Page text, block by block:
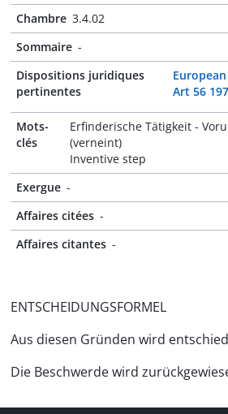
Chambre 3.4.02
Sommaire -
Dispositions juridiques
pertinentes
Art 56
Mots-
clés
Erfinderische Tätigkeit -
(verneint)
Inventive step
Exergue -
Affaires citées -
Affaires citantes -
ENTSCHEIDUNGSFORMEL
Aus diesen Gründen wird
Die Beschwerde wird